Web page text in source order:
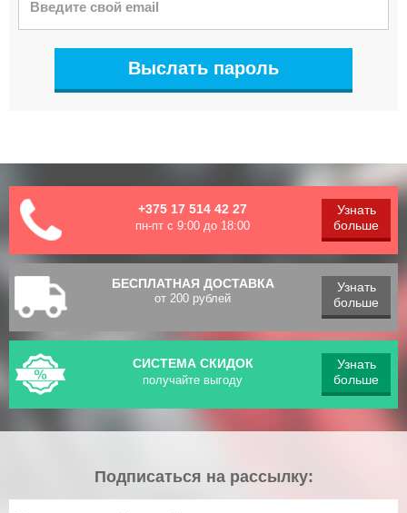
+375 17 514 42 27
пн-пт с 9:00 до 18:00
Узнать
больше
БЕСПЛАТНАЯ ДОСТАВКА
от 200 рублей
Узнать
больше
СИСТЕМА СКИДОК
получайте выгоду
Узнать
больше
Подписаться на рассылку: